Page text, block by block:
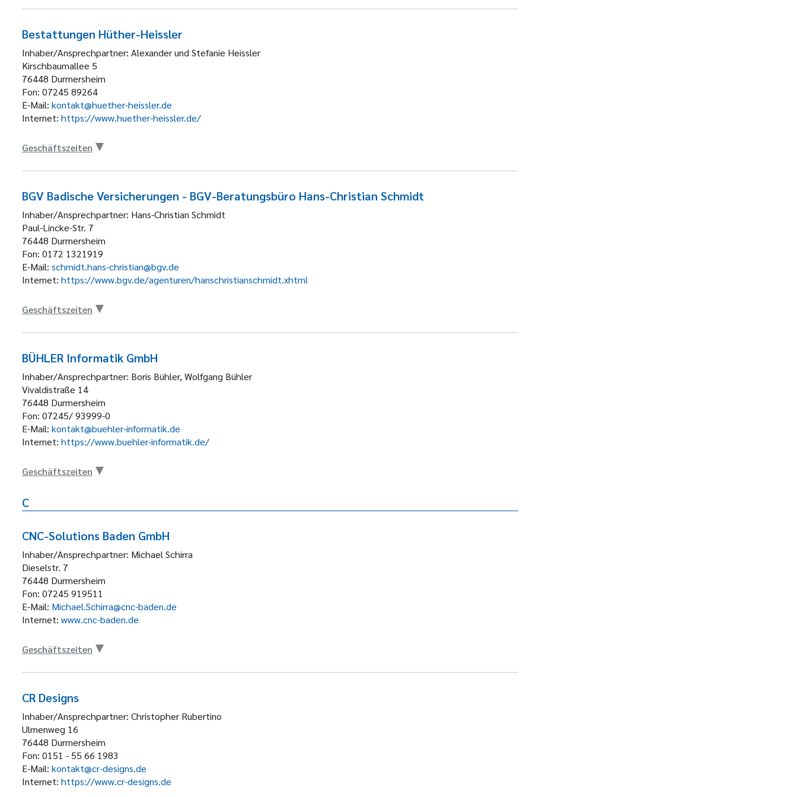
Bestattungen Hüther-Heissler
Inhaber/Ansprechpartner: Alexander und Stefanie Heissler
Kirschbaumallee 5
76448 Durmersheim
Fon: 07245 89264
E-Mail: kontakt@huether-heissler.de
Internet: https://www.huether-heissler.de/
Geschäftszeiten
BGV Badische Versicherungen - BGV-Beratungsbüro Hans-Christian Schmidt
Inhaber/Ansprechpartner: Hans-Christian Schmidt
Paul-Lincke-Str. 7
76448 Durmersheim
Fon: 0172 1321919
E-Mail: schmidt.hans-christian@bgv.de
Internet: https://www.bgv.de/agenturen/hanschristianschmidt.xhtml
Geschäftszeiten
BÜHLER Informatik GmbH
Inhaber/Ansprechpartner: Boris Bühler, Wolfgang Bühler
Vivaldistraße 14
76448 Durmersheim
Fon: 07245/ 93999-0
E-Mail: kontakt@buehler-informatik.de
Internet: https://www.buehler-informatik.de/
Geschäftszeiten
C
CNC-Solutions Baden GmbH
Inhaber/Ansprechpartner: Michael Schirra
Dieselstr. 7
76448 Durmersheim
Fon: 07245 919511
E-Mail: Michael.Schirra@cnc-baden.de
Internet: www.cnc-baden.de
Geschäftszeiten
CR Designs
Inhaber/Ansprechpartner: Christopher Rubertino
Ulmenweg 16
76448 Durmersheim
Fon: 0151 - 55 66 1983
E-Mail: kontakt@cr-designs.de
Internet: https://www.cr-designs.de